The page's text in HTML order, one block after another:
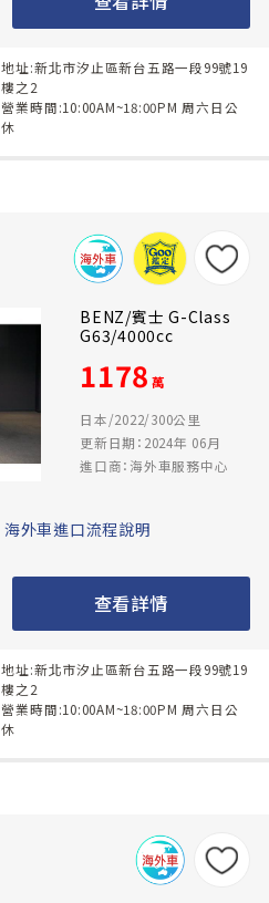
地址:新北市汐止區新台五路一段99號19
樓之2
營業時間:10:00AM~18:00PM 周六日公
休
BENZ/賓士 G-Class
G63/4000cc
1178 萬
日本/2022/300公里
更新日期：2024年 06月
進口商：海外車服務中心
海外車進口流程說明
查看詳情
地址:新北市汐止區新台五路一段99號19
樓之2
營業時間:10:00AM~18:00PM 周六日公
休